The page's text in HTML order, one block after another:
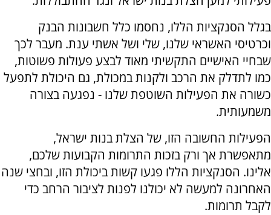
בגלל הסנקציות הללו, נחסמו כלל חשבונות הבנק
וכרטיסי האשראי שלנו, שלי ושל אשתי ענת. מעבר לכך
שבחיי האישיים התקשיתי מאוד לבצע פעולות פשוטות,
כמו לתדלק את הרכב ולקנות במכולת, גם היכולת לתפעל
כשורה את הפעילות השוטפת שלנו - נפגעה בצורה
משמעותית.
הפעילות החשובה הזו, של הצלת בנות ישראל,
מתאפשרת אך ורק בזכות התרומות הקבועות שלכם,
אלינו. הסנקציות הללו פגעו קשות ביכולת הזו, ובחצי שנה
האחרונה למעשה לא יכולנו לפנות לציבור הרחב כדי
לקבל תרומות.